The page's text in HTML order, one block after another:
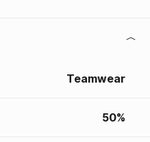
Teamwear
50%